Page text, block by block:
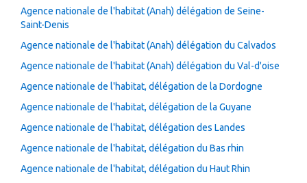
Agence nationale de l'habitat (Anah) délégation de Seine-
Saint-Denis
Agence nationale de l'habitat (Anah) délégation du Calvados
Agence nationale de l'habitat (Anah) délégation du Val-d'oise
Agence nationale de l'habitat, délégation de la Dordogne
Agence nationale de l'habitat, délégation de la Guyane
Agence nationale de l'habitat, délégation des Landes
Agence nationale de l'habitat, délégation du Bas rhin
Agence nationale de l'habitat, délégation du Haut Rhin